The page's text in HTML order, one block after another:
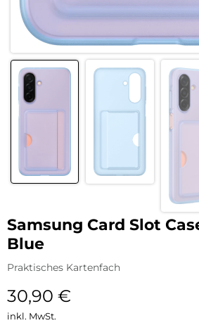
Samsung Card Slot
Blue
Praktisches Kartenfach
30,90 €
inkl. MwSt.